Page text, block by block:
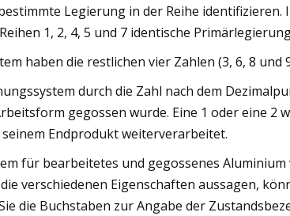
Legierung in der Reihe identifizieren.
1, 2, 4, 5 und 7 identische
haben die restlichen vier Zahlen (3, 6, 8 und
durch die Zahl nach dem
gegossen wurde. Eine 1 oder eine 2
Endprodukt weiterverarbeitet.
für bearbeitetes und gegossenes Aluminium
verschiedenen Eigenschaften aussagen,
die Buchstaben zur Angabe der